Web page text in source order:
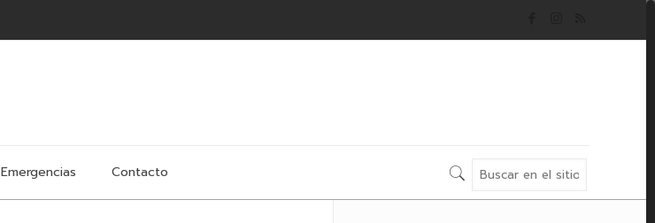
Emergencias Contacto